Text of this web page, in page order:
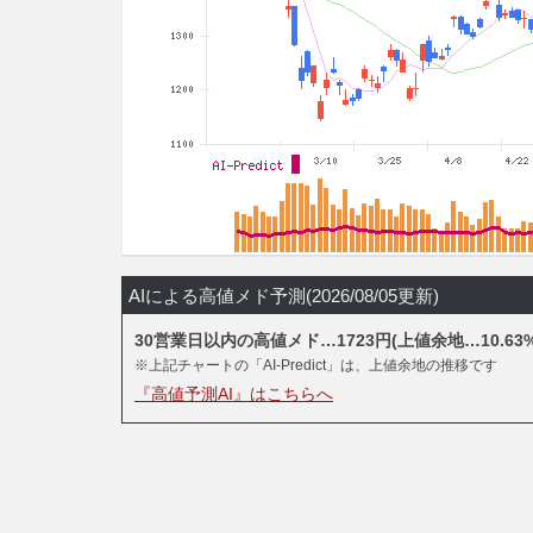
AIによる高値メド予測(2026/08/05更新)
30営業日以内の高値メド…1723円(上値余地
※上記チャートの「AI-Predict」は、上値余地の推移です
『高値予測AI』はこちらへ